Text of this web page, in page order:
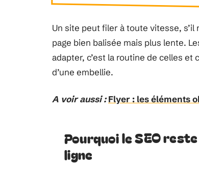
Un site peut filer à toute vitesse,
page bien balisée mais plus lente.
adapter, c’est la routine de celles
d’une embellie.
A voir aussi : Flyer : les éléments
Pourquoi le SEO
ligne